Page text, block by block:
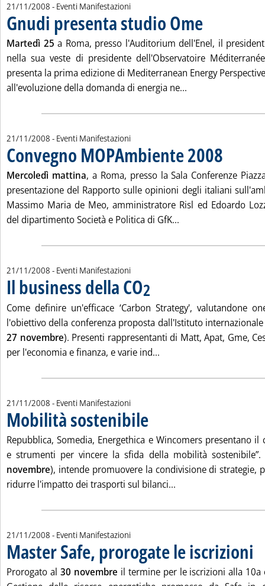
21/11/2008 - Eventi Manifestazioni
Gnudi presenta studio Ome
Martedì 25 a Roma, presso l'Auditorium dell'Enel, il
nella sua veste di presidente dell'Observatoire
presenta la prima edizione di Mediterranean Energy
all'evoluzione della domanda di energia ne...
21/11/2008 - Eventi Manifestazioni
Convegno MOPAmbiente 2008
Mercoledì mattina, a Roma, presso la Sala Conferenze
presentazione del Rapporto sulle opinioni degli italiani
Massimo Maria de Meo, amministratore Risl ed Edoardo
del dipartimento Società e Politica di GfK...
21/11/2008 - Eventi Manifestazioni
Il business della CO2
Come definire un'efficace ‘Carbon Strategy', valutandone
l'obiettivo della conferenza proposta dall'Istituto
27 novembre). Presenti rappresentanti di Matt, Apat, Gme,
per l'economia e finanza, e varie ind...
21/11/2008 - Eventi Manifestazioni
Mobilità sostenibile
Repubblica, Somedia, Energethica e Wincomers presentano il
e strumenti per vincere la sfida della mobilità
novembre), intende promuovere la condivisione di strategie,
ridurre l'impatto dei trasporti sul bilanci...
21/11/2008 - Eventi Manifestazioni
Master Safe, prorogate le iscrizioni
Prorogato al 30 novembre il termine per le iscrizioni alla